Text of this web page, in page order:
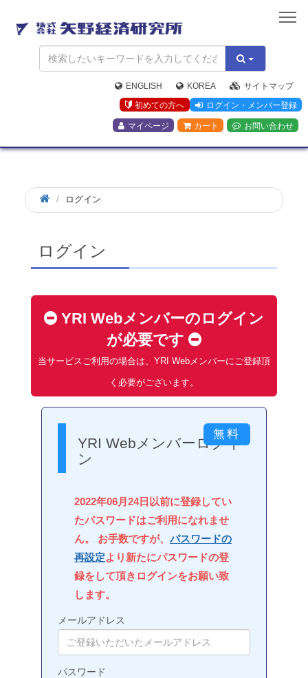
矢
野
経
済
研
究
所
ENGLISH KOREA
サイトマップ
初めての方へ
ログイン・メンバー登録
マイページ カート お問い合わせ
ログイン
ログイン
YRI Webメンバーのログイン
が必要です
当サービスご利用の場合は、YRI Webメンバーにご登録頂
く必要がございます。
YRI Webメンバーログイ
ン
2022年06月24日以前に登録してい
たパスワードはご利用になれませ
ん。 お手数ですが、 パスワードの
再設定より新たにパスワードの登
録をして頂きログインをお願い致
します。
メールアドレス
パスワード